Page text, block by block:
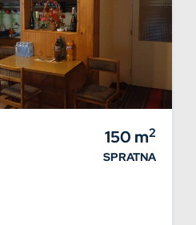
150 m2
SPRATNA